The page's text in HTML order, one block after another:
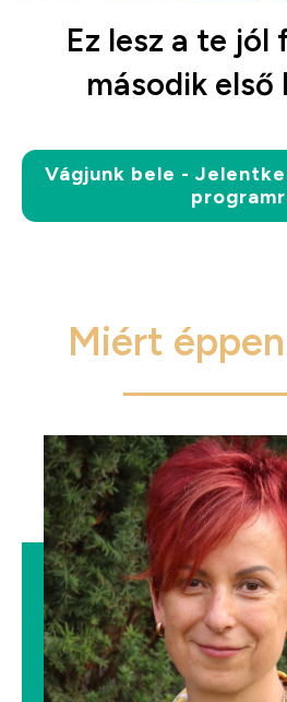
Ez lesz a te
második első
Vágjunk bele -
Miért